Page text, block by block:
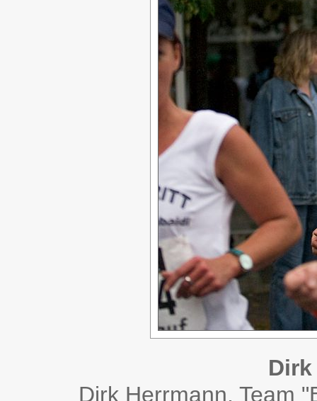
Dirk Herrmann, Team